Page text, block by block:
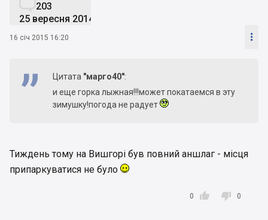
203
25 вересня 2014
16 січ 2015 16:20 
Цитата "марго40":
и еще горка лыжная!!!может покатаемся в эту
зимушку!погода не радует
Тиждень тому на Вишгорі був повний аншлаг - місця
припаркуватися не було

0  0